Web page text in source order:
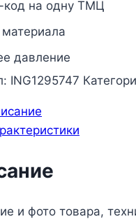
код на одну ТМЦ
давление
ING1295747
и фото товара,